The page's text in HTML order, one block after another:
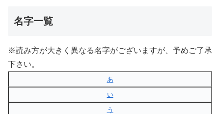
名字一覧
※読み方が大きく異なる名字がございますが、予めご了承
下さい。
あ
い
う